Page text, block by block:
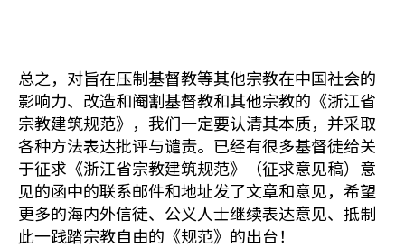
总之，对旨在压制基督教等其他宗教在中国社会的
影响力、改造和阉割基督教和其他宗教的《浙江省
宗教建筑规范》，我们一定要认清其本质，并采取
各种方法表达批评与谴责。已经有很多基督徒给关
于征求《浙江省宗教建筑规范》（征求意见稿）意
见的函中的联系邮件和地址发了文章和意见，希望
更多的海内外信徒、公义人士继续表达意见、抵制
此一践踏宗教自由的《规范》的出台！